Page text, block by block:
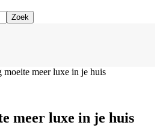
meer luxe in je huis
meer luxe in je huis